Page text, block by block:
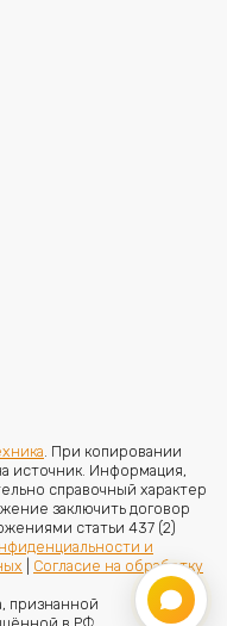
. При копировании
источник. Информация,
справочный характер
заключить договор
статьи 437 (2)
и
Согласие на обработку
признанной